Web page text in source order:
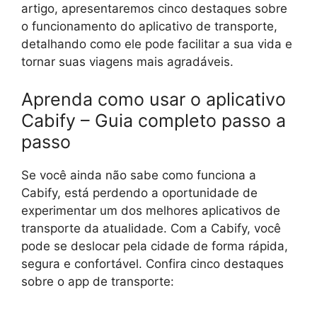
artigo, apresentaremos cinco destaques sobre
o funcionamento do aplicativo de transporte,
detalhando como ele pode facilitar a sua vida e
tornar suas viagens mais agradáveis.
Aprenda como usar o aplicativo
Cabify – Guia completo passo a
passo
Se você ainda não sabe como funciona a
Cabify, está perdendo a oportunidade de
experimentar um dos melhores aplicativos de
transporte da atualidade. Com a Cabify, você
pode se deslocar pela cidade de forma rápida,
segura e confortável. Confira cinco destaques
sobre o app de transporte: